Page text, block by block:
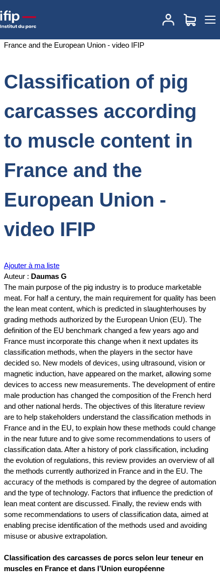
Accueil
Classification of pig carcasses according
to muscle content in France and the European Union - video IFIP
Classification of pig
carcasses according
to muscle content in
France and the
European Union -
video IFIP
Ajouter à ma liste
Auteur : Daumas G
The main purpose of the pig industry is to produce marketable
meat. For half a century, the main requirement for quality has been
the lean meat content, which is predicted in slaughterhouses by
grading methods authorized by the European Union (EU). The
definition of the EU benchmark changed a few years ago and
France must incorporate this change when it next updates its
classification methods, when the players in the sector have
decided so. New models of devices, using ultrasound, vision or
magnetic induction, have appeared on the market, allowing some
devices to access new measurements. The development of entire
male production has changed the composition of the French herd
and other national herds. The objectives of this literature review
are to help stakeholders understand the classification methods in
France and in the EU, to explain how these methods could change
in the near future and to give some recommendations to users of
classification data. After a history of pork classification, including
the evolution of regulations, this review provides an overview of all
the methods currently authorized in France and in the EU. The
accuracy of the methods is compared by the degree of automation
and the type of technology. Factors that influence the prediction of
lean meat content are discussed. Finally, the review ends with
some recommendations to users of classification data, aimed at
enabling precise identification of the methods used and avoiding
misuse or abusive extrapolation.
Classification des carcasses de porcs selon leur teneur en
muscles en France et dans l’Union européenne